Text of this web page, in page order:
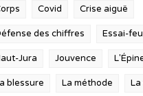
Covid Crise aiguë
des chiffres Essai-
Jura Jouvence
blessure La méthode La